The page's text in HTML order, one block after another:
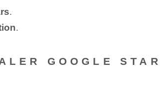
.
.
GOOGLE STAR